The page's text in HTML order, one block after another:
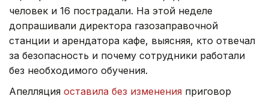
человек и 16 пострадали. На этой неделе
допрашивали директора газозаправочной
станции и арендатора кафе, выясняя, кто отвечал
за безопасность и почему сотрудники работали
без необходимого обучения.
Апелляция оставила без изменения приговор